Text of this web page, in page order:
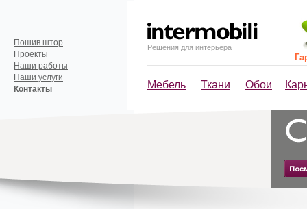
Решения для интерьера
Мебель Ткани Обои
Пошив штор
Проекты
Наши работы
Наши услуги
Контакты